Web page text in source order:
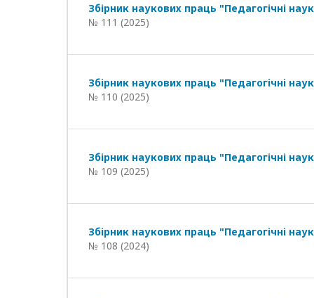
Збірник наукових праць "Педагогічні
№ 111 (2025)
Збірник наукових праць "Педагогічні
№ 110 (2025)
Збірник наукових праць "Педагогічні
№ 109 (2025)
Збірник наукових праць "Педагогічні
№ 108 (2024)